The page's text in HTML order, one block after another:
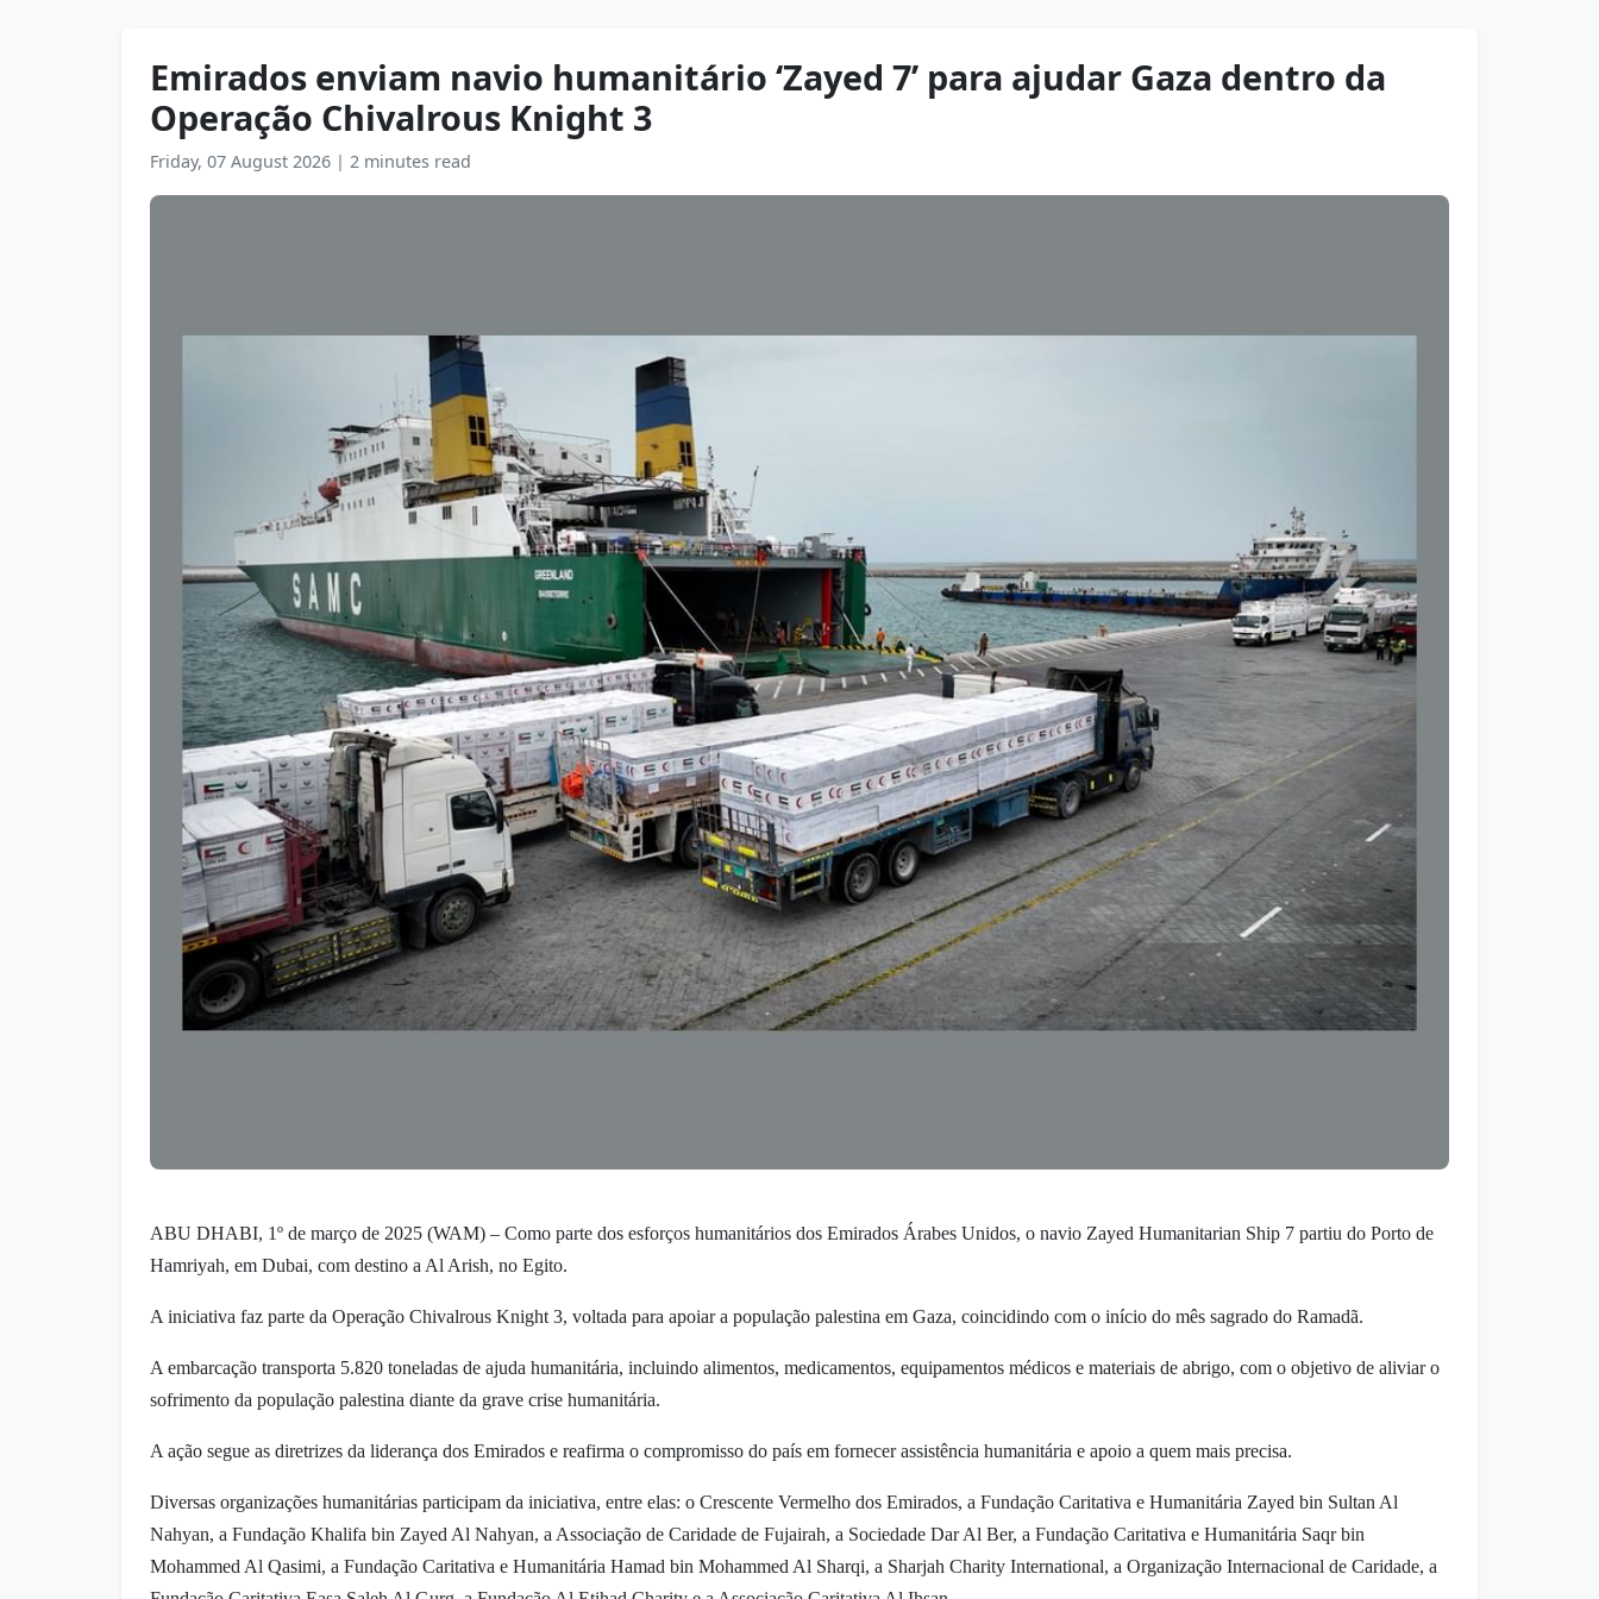
Emirados enviam navio humanitário ‘Zayed 7’ para ajudar Gaza dentro da
Operação Chivalrous Knight 3
Friday, 07 August 2026 | 2 minutes read
ABU DHABI, 1º de março de 2025 (WAM) – Como parte dos esforços humanitários dos Emirados Árabes Unidos, o navio Zayed Humanitarian Ship 7 partiu do Porto de
Hamriyah, em Dubai, com destino a Al Arish, no Egito.
A iniciativa faz parte da Operação Chivalrous Knight 3, voltada para apoiar a população palestina em Gaza, coincidindo com o início do mês sagrado do Ramadã.
A embarcação transporta 5.820 toneladas de ajuda humanitária, incluindo alimentos, medicamentos, equipamentos médicos e materiais de abrigo, com o objetivo de aliviar o
sofrimento da população palestina diante da grave crise humanitária.
A ação segue as diretrizes da liderança dos Emirados e reafirma o compromisso do país em fornecer assistência humanitária e apoio a quem mais precisa.
Diversas organizações humanitárias participam da iniciativa, entre elas: o Crescente Vermelho dos Emirados, a Fundação Caritativa e Humanitária Zayed bin Sultan Al
Nahyan, a Fundação Khalifa bin Zayed Al Nahyan, a Associação de Caridade de Fujairah, a Sociedade Dar Al Ber, a Fundação Caritativa e Humanitária Saqr bin
Mohammed Al Qasimi, a Fundação Caritativa e Humanitária Hamad bin Mohammed Al Sharqi, a Sharjah Charity International, a Organização Internacional de Caridade, a